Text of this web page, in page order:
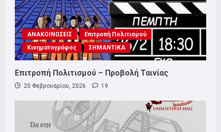
ΑΝΑΚΟΙΝΩΣΕΙΣ
Επιτροπή Πολιτισμού
Κινηματογράφος
ΣΗΜΑΝΤΙΚΑ
Επιτροπή Πολιτισμού – Προβολή Ταινίας
20 Φεβρουαρίου, 2026 19